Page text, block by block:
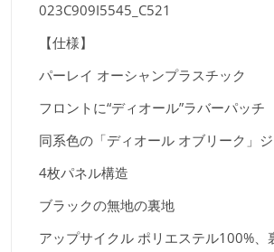
023C909I5545_C521
【仕様】
パーレイ オーシャンプラスチック
フロントに“ディオール”ラバーパッチ
同系色の「ディオール オブリーク」
4枚パネル構造
ブラックの無地の裏地
アップサイクル ポリエステル100%、